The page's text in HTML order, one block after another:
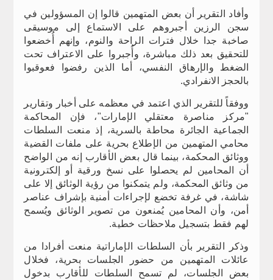
وأفاد التقرير أن بعض المتهمين قالوا إن المسؤولين في
سجن الرزين أجبروهم على الاستماع إلى موسيقى
صاخبة جدا خلال فترات الراحة والنوم، وإنهم أُخضعوا
للتحقيق بعد ذلك مباشرة، وأُجبروا على الاعتراف تحت
الضغط والإرهاق النفسي، أما الذين رفضوا فعوقبوا
بالحجز الانفرادي.
ووفقاً للتقرير الذي اعتمد في معظمه على أخبار وتقارير
"مركز مناصرة معتقلي الإمارات"، فإن المحاكمة
الجماعية الجائرة محاطة بالسرية، إذ منعت السلطات
محامي المتهمين من الإطلاع بحرية على ملفات القضية
ووثائق المحكمة، بينما قال بعض الأقارب إنه من الواضح
أن المحامين لم يحصلوا على نسخ ورقية أو إلكترونية
من وثائق المحكمة، ولم يتمكنوا من رؤية الوثائق إلا على
شاشة، في غرفة تخضع لإجراءات أمنية بإشراف عناصر
أمن، وأن المحامين يُمنعون من تصوير الوثائق ويُسمح
لهم فقط بتسجيل ملاحظات خطية.
وذكر التقرير بأن السلطات الإماراتية منعت أفرادا من
عائلات المتهمين من حضور الجلسات بحرية، فخلال
بعض الجلسات، لم تسمح السلطات للأقارب بدخول